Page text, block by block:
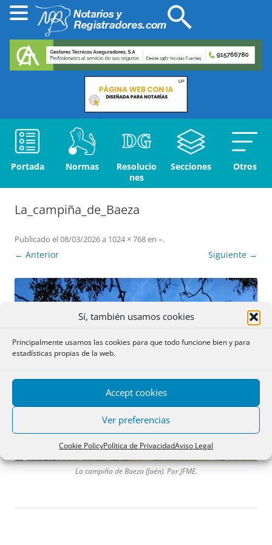
Sí, también usamos cookies
Principalmente usamos las cookies para que todo funcione bien y para
estadísticas propias de la web.
Accept cookies
Ver preferencias
Cookie PolicyPolítica de PrivacidadAviso Legal
Portada Normas
Resolucio
nes
Secciones Otros
La_campiña_de_Baeza
Publicado el08/03/2026a 1024 × 768en –.
← Anterior Siguiente →
La campiña de Baeza (Jaén). Por JFME.